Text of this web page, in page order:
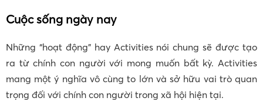
Cuộc sống ngày nay
Những “hoạt động” hay Activities nói chung sẽ được tạo
ra từ chính con người với mong muốn bất kỳ. Activities
mang một ý nghĩa vô cùng to lớn và sở hữu vai trò quan
trọng đối với chính con người trong xã hội hiện tại.